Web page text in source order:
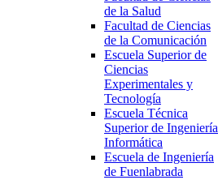
de la Salud
Facultad de Ciencias
de la Comunicación
Escuela Superior de
Ciencias
Experimentales y
Tecnología
Escuela Técnica
Superior de Ingeniería
Informática
Escuela de Ingeniería
de Fuenlabrada